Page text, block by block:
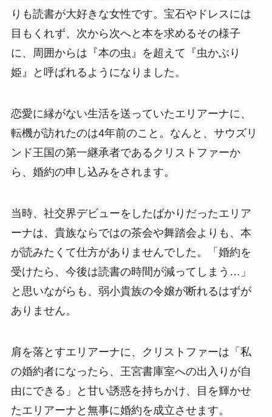
りも読書が大好きな女性です。宝石やドレスには
目もくれず、次から次へと本を求めるその様子
に、周囲からは『本の虫』を超えて『虫かぶり
姫』と呼ばれるようになりました。
恋愛に縁がない生活を送っていたエリアーナに、
転機が訪れたのは4年前のこと。なんと、サウズリ
ンド王国の第一継承者であるクリストファーか
ら、婚約の申し込みをされます。
当時、社交界デビューをしたばかりだったエリア
ーナは、貴族ならではの茶会や舞踏会よりも、本
が読みたくて仕方がありませんでした。「婚約を
受けたら、今後は読書の時間が減ってしまう…」
と思いながらも、弱小貴族の令嬢が断れるはずが
ありません。
肩を落とすエリアーナに、クリストファーは「私
の婚約者になったら、王宮書庫室への出入りが自
由にできる」と甘い誘惑を持ちかけ、目を輝かせ
たエリアーナと無事に婚約を成立させます。